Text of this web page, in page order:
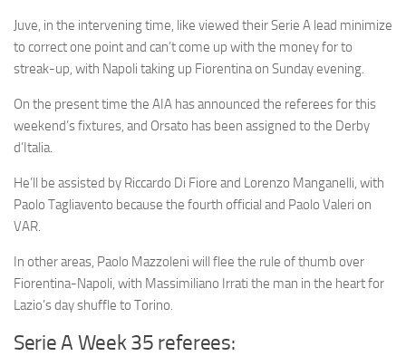
Juve, in the intervening time, like viewed their Serie A lead minimize
to correct one point and can’t come up with the money for to
streak-up, with Napoli taking up Fiorentina on Sunday evening.
On the present time the AIA has announced the referees for this
weekend’s fixtures, and Orsato has been assigned to the Derby
d’Italia.
He’ll be assisted by Riccardo Di Fiore and Lorenzo Manganelli, with
Paolo Tagliavento because the fourth official and Paolo Valeri on
VAR.
In other areas, Paolo Mazzoleni will flee the rule of thumb over
Fiorentina-Napoli, with Massimiliano Irrati the man in the heart for
Lazio’s day shuffle to Torino.
Serie A Week 35 referees: